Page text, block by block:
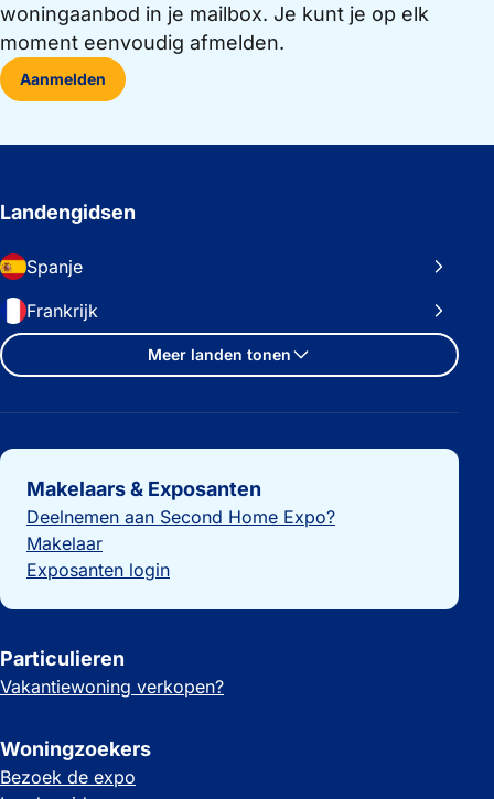
woningaanbod in je mailbox. Je kunt je op elk
moment eenvoudig afmelden.
Aanmelden
Landengidsen
Spanje
Frankrijk
Meer landen tonen
Belangrijke links
Makelaars & Exposanten
Deelnemen aan Second Home Expo?
Makelaar
Exposanten login
Particulieren
Vakantiewoning verkopen?
Woningzoekers
Bezoek de expo